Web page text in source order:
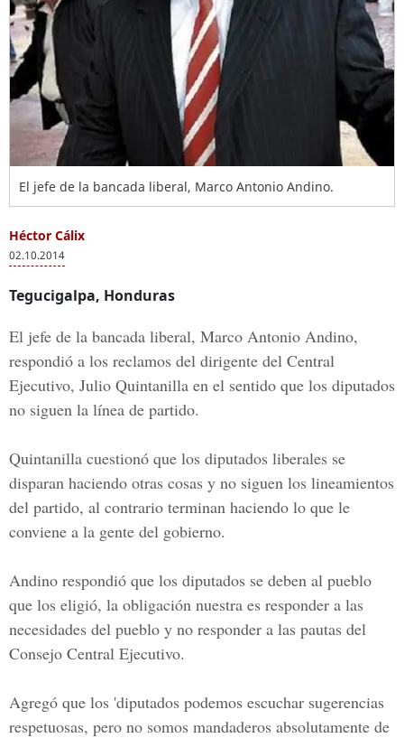
El jefe de la bancada liberal, Marco Antonio Andino.
Héctor Cálix
02.10.2014
Tegucigalpa, Honduras
El jefe de la bancada liberal, Marco Antonio Andino,
respondió a los reclamos del dirigente del Central
Ejecutivo, Julio Quintanilla en el sentido que los diputados
no siguen la línea de partido.
Quintanilla cuestionó que los diputados liberales se
disparan haciendo otras cosas y no siguen los lineamientos
del partido, al contrario terminan haciendo lo que le
conviene a la gente del gobierno.
Andino respondió que los diputados se deben al pueblo
que los eligió, la obligación nuestra es responder a las
necesidades del pueblo y no responder a las pautas del
Consejo Central Ejecutivo.
Agregó que los 'diputados podemos escuchar sugerencias
respetuosas, pero no somos mandaderos absolutamente de